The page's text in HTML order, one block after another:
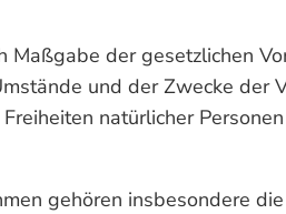
Maßgabe der gesetzlichen
und der Zwecke der
natürlicher
gehören insbesondere